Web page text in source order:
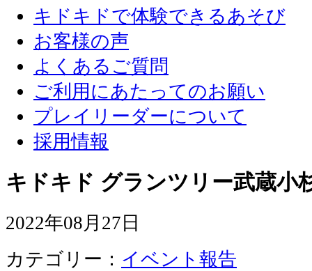
キドキドで体験できるあそび
お客様の声
よくあるご質問
ご利用にあたってのお願い
プレイリーダーについて
採用情報
キドキド グランツリー武蔵小
2022年08月27日
カテゴリー： イベント報告